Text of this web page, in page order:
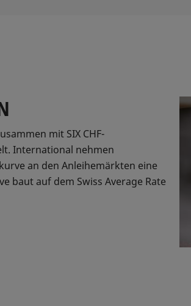
mit SIX CHF-
International nehmen
an den Anleihemärkten eine
baut auf dem Swiss Average Rate